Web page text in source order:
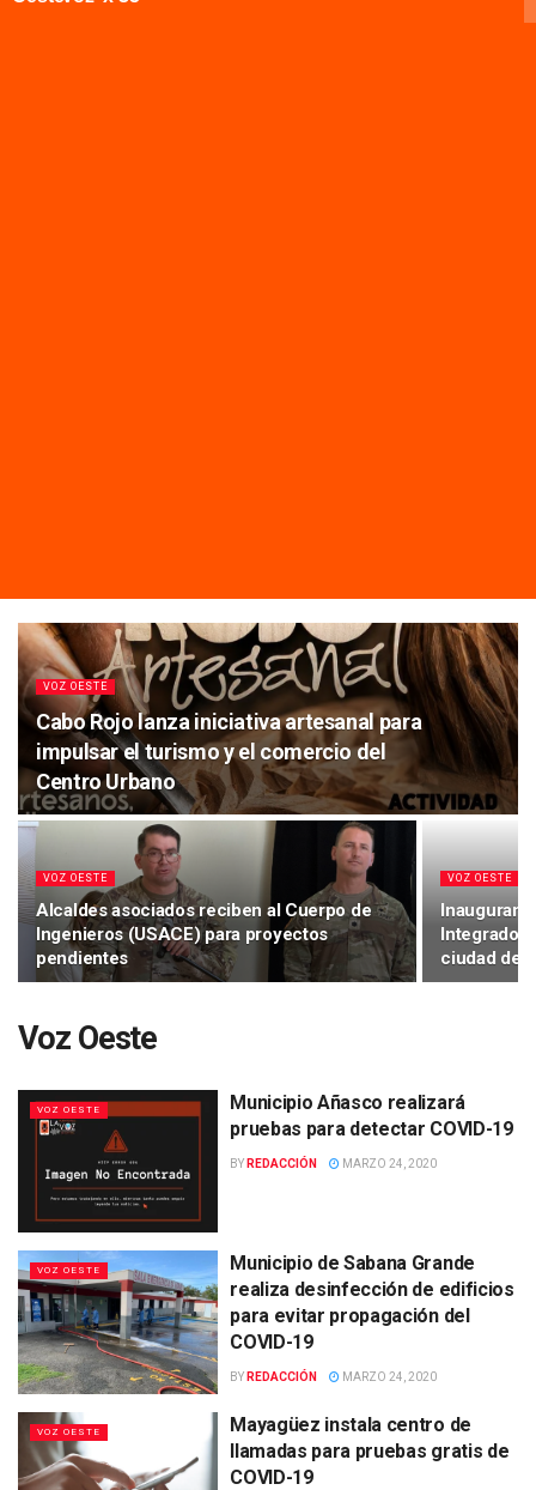
VOZ OESTE
Cabo Rojo lanza iniciativa artesanal para
impulsar el turismo y el comercio del
Centro Urbano
VOZ OESTE
Alcaldes asociados reciben al Cuerpo de
Ingenieros (USACE) para proyectos
pendientes
VOZ OESTE
Inauguran
Integrados
ciudad de
Voz Oeste
VOZ OESTE
Municipio Añasco realizará
pruebas para detectar COVID-19
BY REDACCIÓN MARZO 24, 2020
VOZ OESTE
Municipio de Sabana Grande
realiza desinfección de edificios
para evitar propagación del
COVID-19
BY REDACCIÓN MARZO 24, 2020
VOZ OESTE
Mayagüez instala centro de
llamadas para pruebas gratis de
COVID-19